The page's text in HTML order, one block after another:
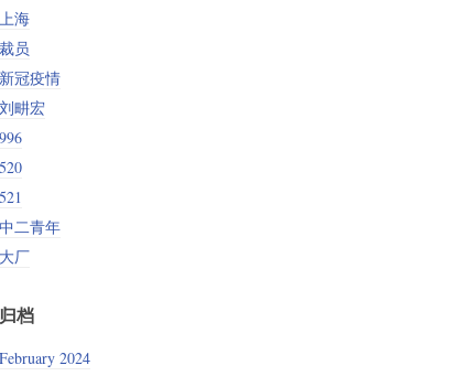
上海
裁员
新冠疫情
刘畊宏
996
520
521
中二青年
大厂
归档
February 2024